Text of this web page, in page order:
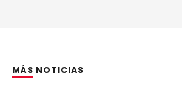
MÁS NOTICIAS